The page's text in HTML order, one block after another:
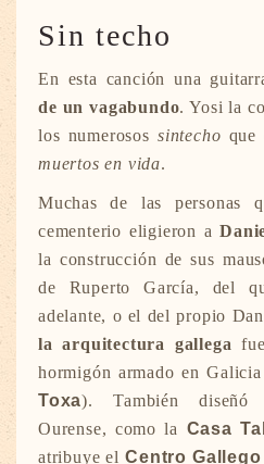
Sin techo
En esta canción una
de un vagabundo. Yosi la
los numerosossintecho que
muertos en vida.
Muchas de las personas
cementerio eligieron a
la construcción de sus
de Ruperto García, del
adelante, o el del propio
la arquitectura gallega
hormigón armado en
Toxa). También diseñó
Ourense, como la Casa
atribuye elCentro